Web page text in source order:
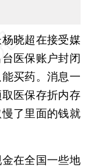
杨晓超在接受媒
医保账户封闭
买药。消息一
医保存折内存
了里面的钱就
在全国一些地